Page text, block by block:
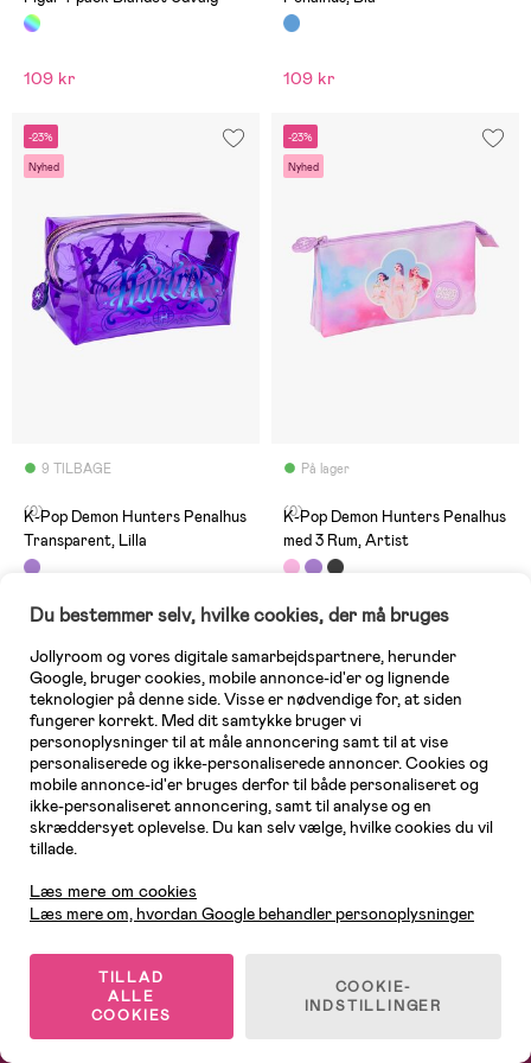
109 kr 109 kr
-23%
Nyhed
9 TILBAGE
(0)
K-Pop Demon Hunters Penalhus
Transparent, Lilla
99 kr
-23%
Nyhed
På lager
(0)
K-Pop Demon Hunters Penalhus
med 3 Rum, Artist
99 kr
1 / 2
Guider & Inspiration
Leveringsoplysninger
Du bestemmer selv, hvilke cookies, der må bruges
Jollyroom og vores digitale samarbejdspartnere, herunder
Google, bruger cookies, mobile annonce-id'er og lignende
teknologier på denne side. Visse er nødvendige for, at siden
fungerer korrekt. Med dit samtykke bruger vi
personoplysninger til at måle annoncering samt til at vise
personaliserede og ikke-personaliserede annoncer. Cookies og
mobile annonce-id'er bruges derfor til både personaliseret og
ikke-personaliseret annoncering, samt til analyse og en
skræddersyet oplevelse. Du kan selv vælge, hvilke cookies du vil
tillade.
Læs mere om cookies
Læs mere om, hvordan Google behandler personoplysninger
TILLAD
ALLE
COOKIES
COOKIE-
INDSTILLINGER